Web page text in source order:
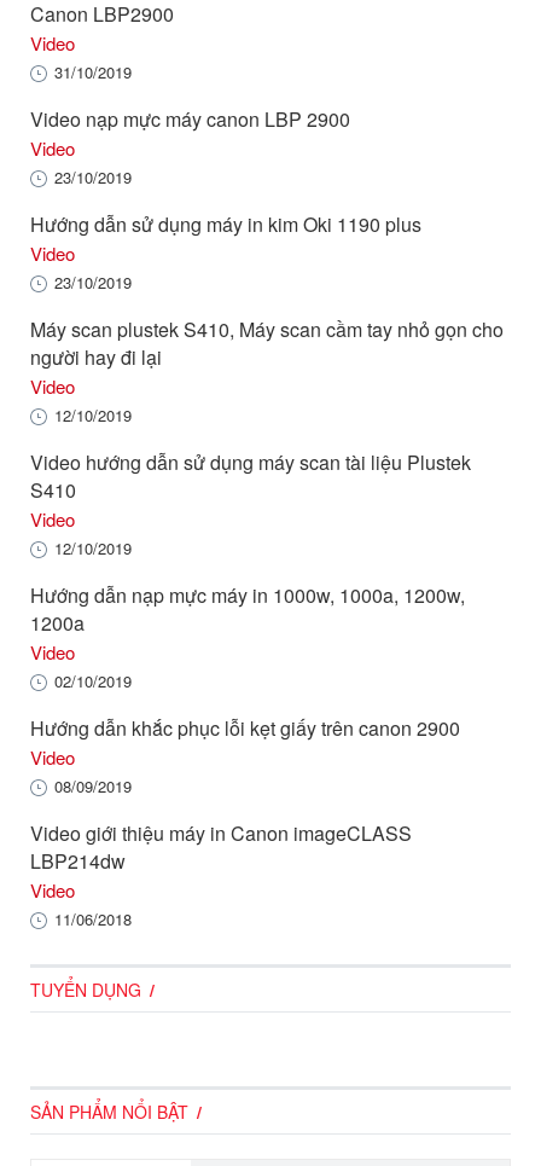
Canon LBP2900
Video
31/10/2019
Video nạp mực máy canon LBP 2900
Video
23/10/2019
Hướng dẫn sử dụng máy in kim Oki 1190 plus
Video
23/10/2019
Máy scan plustek S410, Máy scan cầm tay nhỏ gọn cho
người hay đi lại
Video
12/10/2019
Video hướng dẫn sử dụng máy scan tài liệu Plustek
S410
Video
12/10/2019
Hướng dẫn nạp mực máy in 1000w, 1000a, 1200w,
1200a
Video
02/10/2019
Hướng dẫn khắc phục lỗi kẹt giấy trên canon 2900
Video
08/09/2019
Video giới thiệu máy in Canon imageCLASS
LBP214dw
Video
11/06/2018
TUYỂN DỤNG
SẢN PHẨM NỔI BẬT